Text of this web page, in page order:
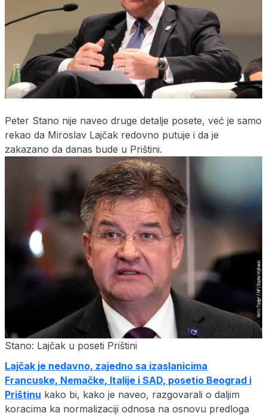
Peter Stano nije naveo druge detalje posete, već je samo
rekao da Miroslav Lajčak redovno putuje i da je
zakazano da danas bude u Prištini.
Stano: Lajčak u poseti Prištini
Lajčak je nedavno, zajedno sa izaslanicima
Francuske, Nemačke, Italije i SAD, posetio Beograd i
Prištinu kako bi, kako je naveo, razgovarali o daljim
koracima ka normalizaciji odnosa na osnovu predloga